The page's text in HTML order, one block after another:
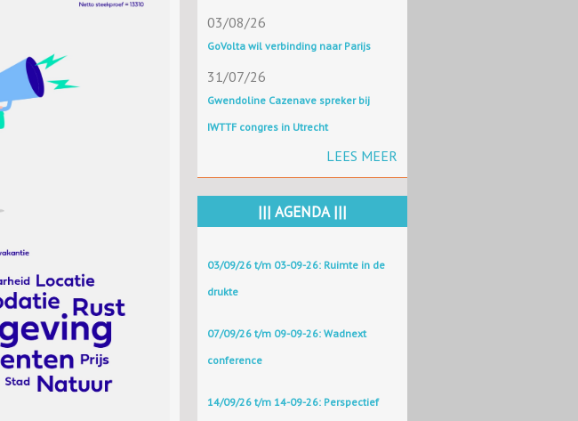
03/08/26
GoVolta wil verbinding naar Parijs
31/07/26
Gwendoline Cazenave spreker bij
IWTTF congres in Utrecht
LEES MEER
||| AGENDA |||
03/09/26 t/m 03-09-26: Ruimte in de
drukte
07/09/26 t/m 09-09-26: Wadnext
conference
14/09/26 t/m 14-09-26: Perspectief